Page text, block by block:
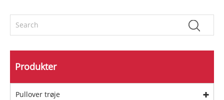
Produkter
Pullover trøje